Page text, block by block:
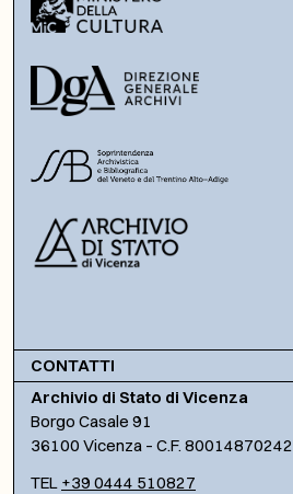
CONTATTI
Archivio di Stato di Vicenza
Borgo Casale 91
36100 Vicenza – C.F. 80014870242
TEL +39 0444 510827